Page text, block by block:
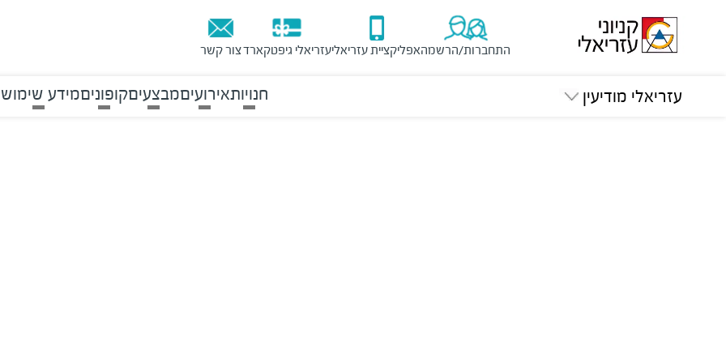
התחברות/הרשמהאפליקציית עזריאליעזריאלי גיפטקארדצור קשר
עזריאלי מודיעין חנויותאירועיםמבצעיםקופוניםמידע